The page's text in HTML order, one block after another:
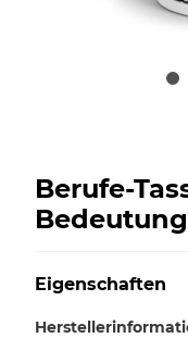
Berufe-
Eigenschaften